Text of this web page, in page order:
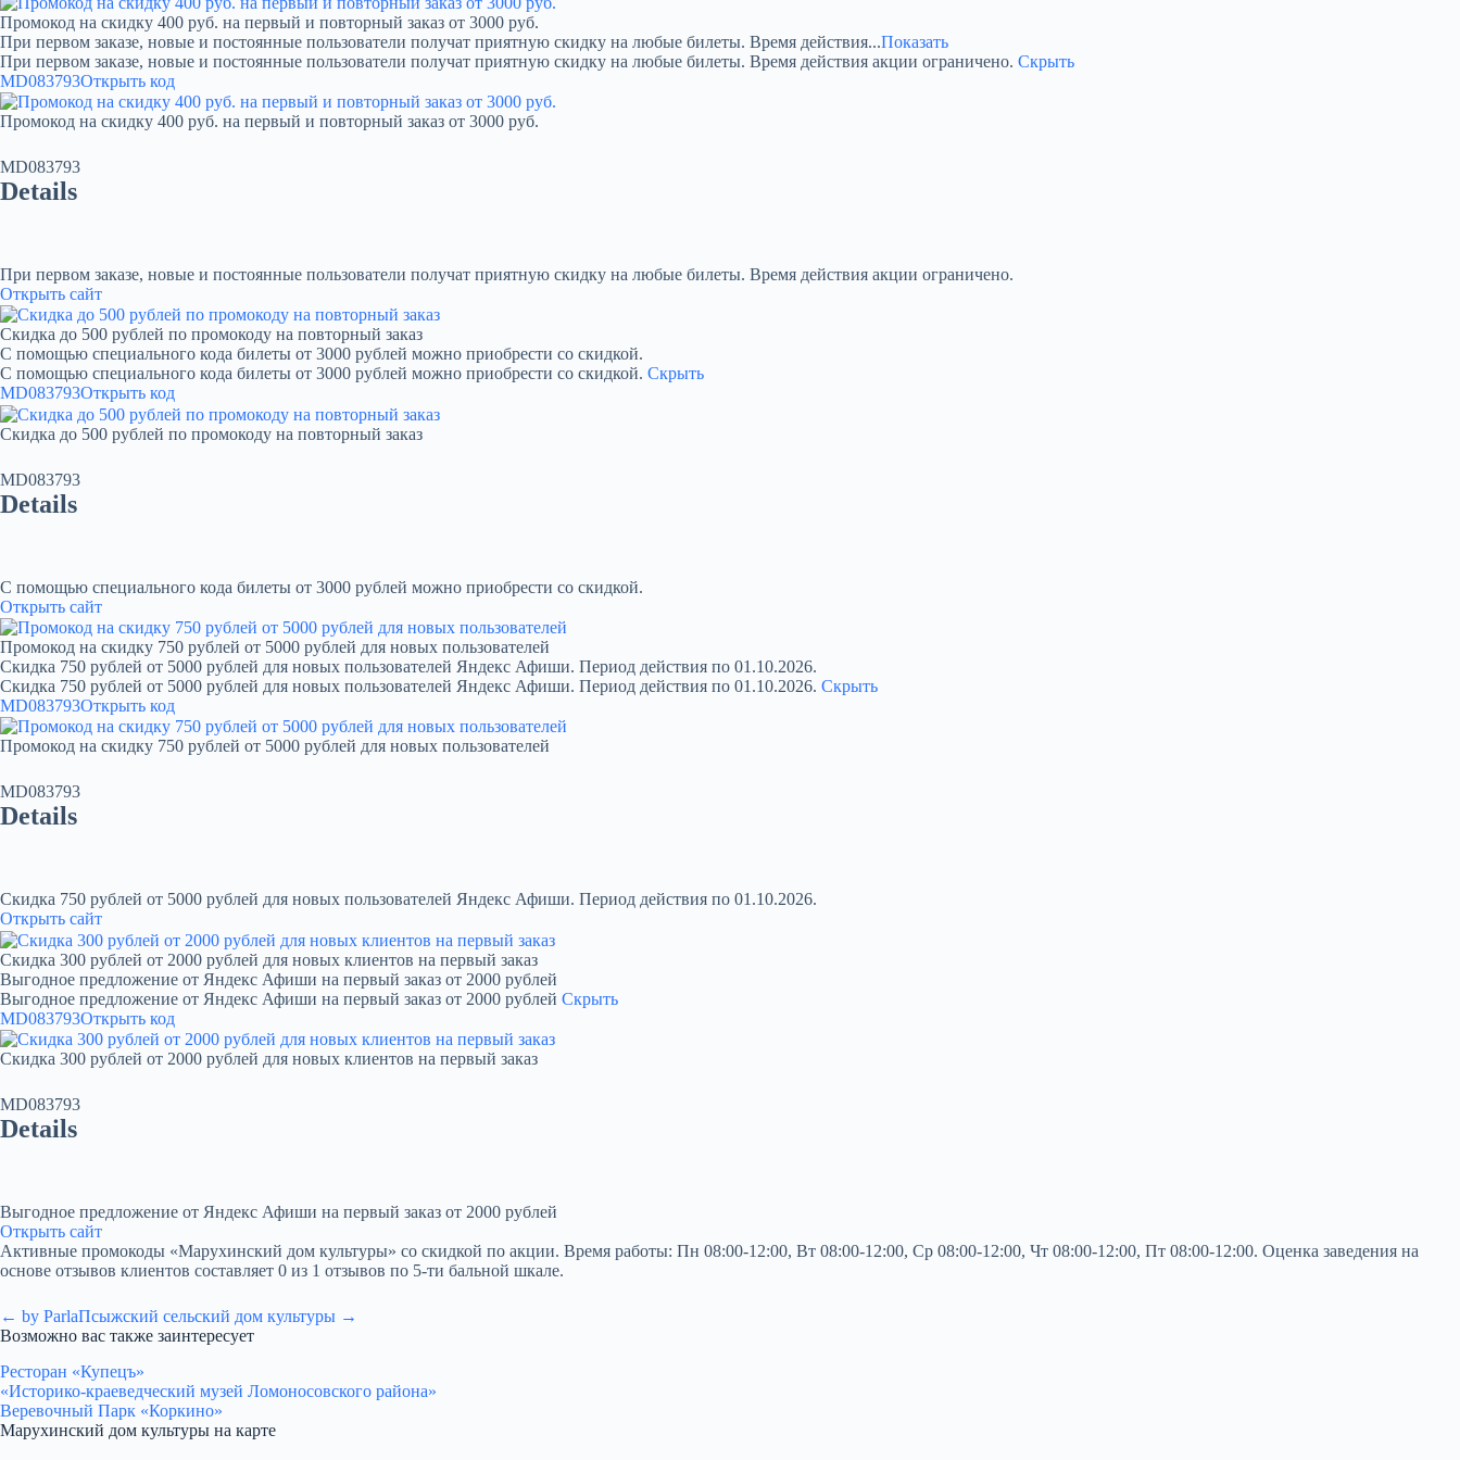
Промокод на скидку 400 руб. на первый и повторный заказ от 3000 руб.
При первом заказе, новые и постоянные пользователи получат приятную скидку на любые билеты. Время действия...Показать
При первом заказе, новые и постоянные пользователи получат приятную скидку на любые билеты. Время действия акции ограничено. Скрыть
MD083793Открыть код
Промокод на скидку 400 руб. на первый и повторный заказ от 3000 руб.
MD083793
Details
При первом заказе, новые и постоянные пользователи получат приятную скидку на любые билеты. Время действия акции ограничено.
Открыть сайт
Скидка до 500 рублей по промокоду на повторный заказ
С помощью специального кода билеты от 3000 рублей можно приобрести со скидкой.
С помощью специального кода билеты от 3000 рублей можно приобрести со скидкой. Скрыть
MD083793Открыть код
Скидка до 500 рублей по промокоду на повторный заказ
MD083793
Details
С помощью специального кода билеты от 3000 рублей можно приобрести со скидкой.
Открыть сайт
Промокод на скидку 750 рублей от 5000 рублей для новых пользователей
Скидка 750 рублей от 5000 рублей для новых пользователей Яндекс Афиши. Период действия по 01.10.2026.
Скидка 750 рублей от 5000 рублей для новых пользователей Яндекс Афиши. Период действия по 01.10.2026. Скрыть
MD083793Открыть код
Промокод на скидку 750 рублей от 5000 рублей для новых пользователей
MD083793
Details
Скидка 750 рублей от 5000 рублей для новых пользователей Яндекс Афиши. Период действия по 01.10.2026.
Открыть сайт
Скидка 300 рублей от 2000 рублей для новых клиентов на первый заказ
Выгодное предложение от Яндекс Афиши на первый заказ от 2000 рублей
Выгодное предложение от Яндекс Афиши на первый заказ от 2000 рублей Скрыть
MD083793Открыть код
Скидка 300 рублей от 2000 рублей для новых клиентов на первый заказ
MD083793
Details
Выгодное предложение от Яндекс Афиши на первый заказ от 2000 рублей
Открыть сайт
Активные промокоды «Марухинский дом культуры» со скидкой по акции. Время работы: Пн 08:00-12:00, Вт 08:00-12:00, Ср 08:00-12:00, Чт 08:00-12:00, Пт 08:00-12:00. Оценка заведения на
основе отзывов клиентов составляет 0 из 1 отзывов по 5-ти бальной шкале.
← by ParlaПсыжский сельский дом культуры →
Возможно вас также заинтересует
Ресторан «Купецъ»
«Историко-краеведческий музей Ломоносовского района»
Веревочный Парк «Коркино»
Марухинский дом культуры на карте